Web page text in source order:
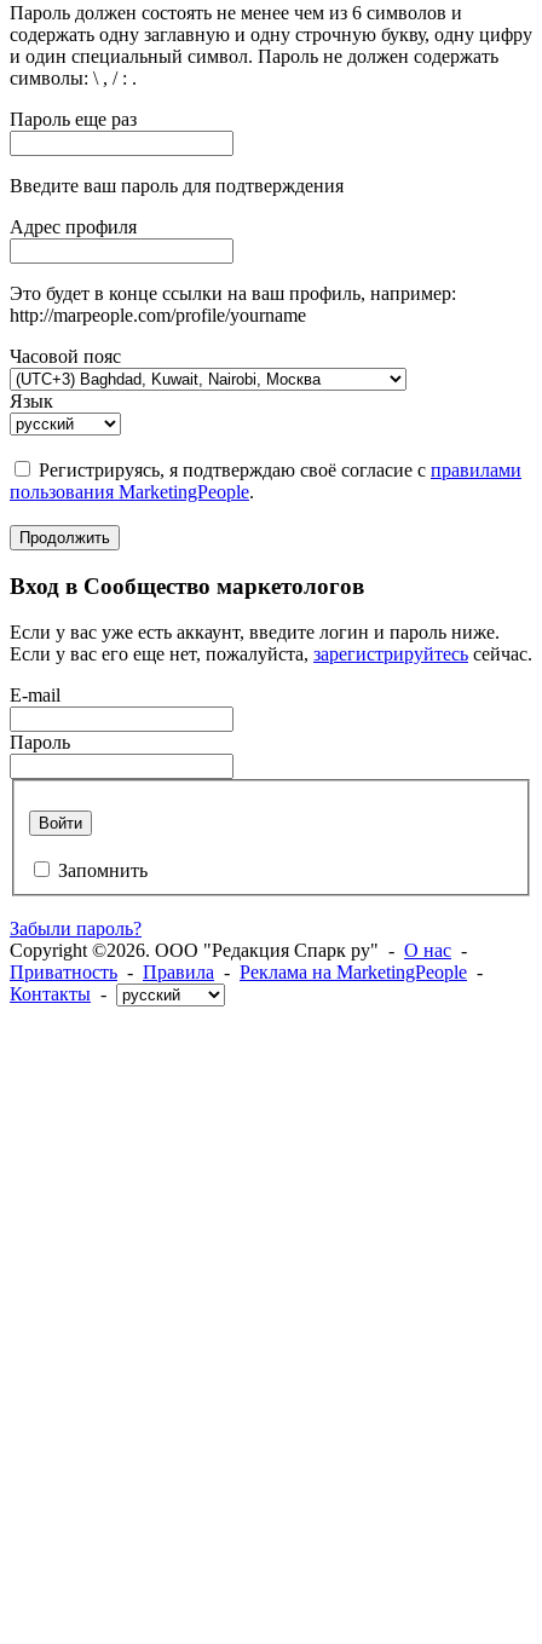
Пароль должен состоять не менее чем из 6 символов и
содержать одну заглавную и одну строчную букву, одну цифру
и один специальный символ. Пароль не должен содержать
символы: \ , / : .
Пароль еще раз
Введите ваш пароль для подтверждения
Адрес профиля
Это будет в конце ссылки на ваш профиль, например:
http://marpeople.com/profile/yourname
Часовой пояс
Язык
Регистрируясь, я подтверждаю своё согласие с правилами
пользования MarketingPeople.
Продолжить
Вход в Сообщество маркетологов
Если у вас уже есть аккаунт, введите логин и пароль ниже.
Если у вас его еще нет, пожалуйста, зарегистрируйтесь сейчас.
E-mail
Пароль
Войти
Запомнить
Забыли пароль?
Copyright ©2026. ООО "Редакция Спарк ру" - О нас -
Приватность - Правила - Реклама на MarketingPeople -
Контакты -